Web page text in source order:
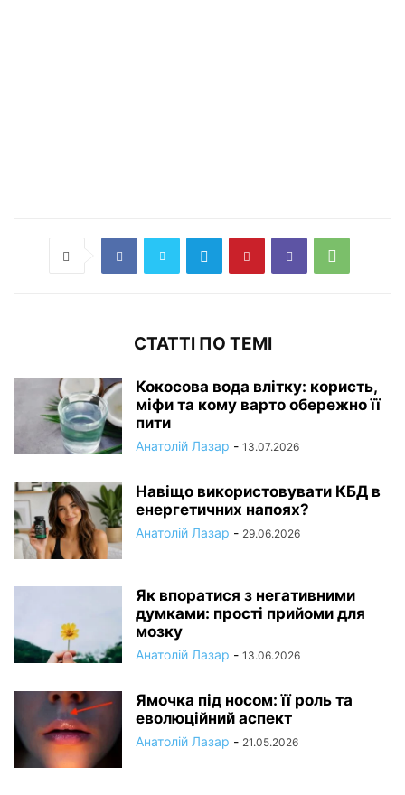
СТАТТІ ПО ТЕМІ
Кокосова вода влітку: користь,
міфи та кому варто обережно її
пити
Анатолій Лазар - 13.07.2026
Навіщо використовувати КБД в
енергетичних напоях?
Анатолій Лазар - 29.06.2026
Як впоратися з негативними
думками: прості прийоми для
мозку
Анатолій Лазар - 13.06.2026
Ямочка під носом: її роль та
еволюційний аспект
Анатолій Лазар - 21.05.2026